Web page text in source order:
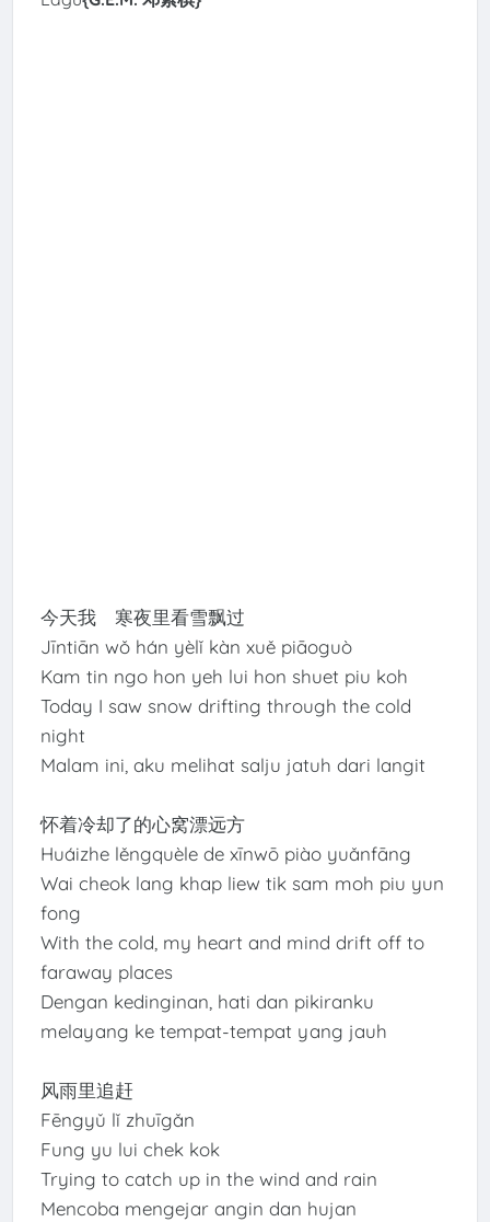
今天我 寒夜里看雪飘过
Jīntiān wǒ hán yèlǐ kàn xuě piāoguò
Kam tin ngo hon yeh lui hon shuet piu koh
Today I saw snow drifting through the cold
night
Malam ini, aku melihat salju jatuh dari langit
怀着冷却了的心窝漂远方
Huáizhe lěngquèle de xīnwō piào yuǎnfāng
Wai cheok lang khap liew tik sam moh piu yun
fong
With the cold, my heart and mind drift off to
faraway places
Dengan kedinginan, hati dan pikiranku
melayang ke tempat-tempat yang jauh
风雨里追赶
Fēngyǔ lǐ zhuīgǎn
Fung yu lui chek kok
Trying to catch up in the wind and rain
Mencoba mengejar angin dan hujan